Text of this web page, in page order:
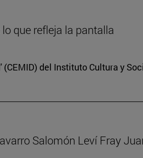
que refleja la pantalla
del Instituto Cultura y
Salomón Leví Fray